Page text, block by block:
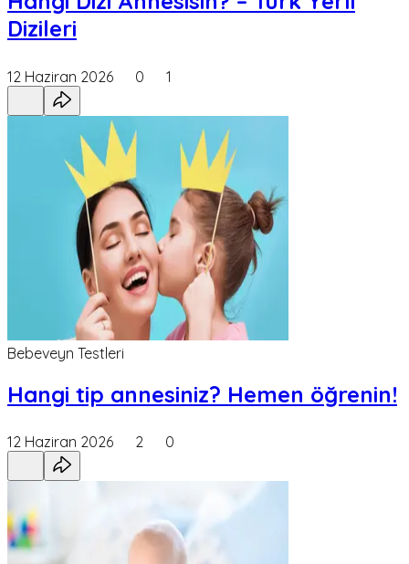
Dizileri
12 Haziran 2026 0 1
Bebeveyn Testleri
Hangi tip annesiniz? Hemen öğrenin!
12 Haziran 2026 2 0